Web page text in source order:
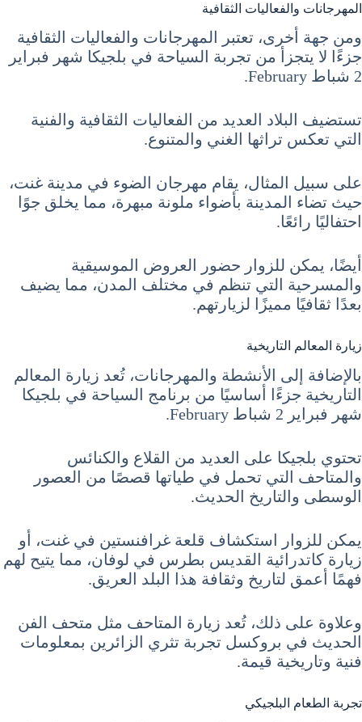
المهرجانات والفعاليات الثقافية
ومن جهة أخرى، تعتبر المهرجانات والفعاليات الثقافية
جزءًا لا يتجزأ من تجربة السياحة في بلجيكا شهر فبراير
2 شباط February.
تستضيف البلاد العديد من الفعاليات الثقافية والفنية
التي تعكس تراثها الغني والمتنوع.
على سبيل المثال، يقام مهرجان الضوء في مدينة غنت،
حيث تضاء المدينة بأضواء ملونة مبهرة، مما يخلق جوًا
احتفاليًا رائعًا.
أيضًا، يمكن للزوار حضور العروض الموسيقية
والمسرحية التي تنظم في مختلف المدن، مما يضيف
بعدًا ثقافيًا مميزًا لزيارتهم.
زيارة المعالم التاريخية
بالإضافة إلى الأنشطة والمهرجانات، تُعد زيارة المعالم
التاريخية جزءًا أساسيًا من برنامج السياحة في بلجيكا
شهر فبراير 2 شباط February.
تحتوي بلجيكا على العديد من القلاع والكنائس
والمتاحف التي تحمل في طياتها قصصًا من العصور
الوسطى والتاريخ الحديث.
يمكن للزوار استكشاف قلعة غرافنستين في غنت، أو
زيارة كاتدرائية القديس بطرس في لوفان، مما يتيح لهم
فهمًا أعمق لتاريخ وثقافة هذا البلد العريق.
وعلاوة على ذلك، تُعد زيارة المتاحف مثل متحف الفن
الحديث في بروكسل تجربة تثري الزائرين بمعلومات
فنية وتاريخية قيمة.
تجربة الطعام البلجيكي